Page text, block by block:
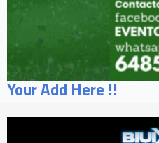
Your Add Here !!